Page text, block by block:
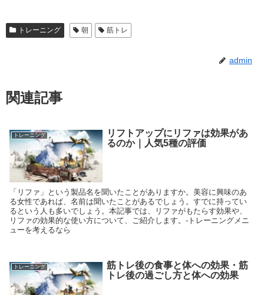
トレーニング 朝 筋トレ
admin
関連記事
トレーニング
リフトアップにリファは効果があ
るのか｜人気5種の評価
「リファ」という製品名を聞いたことがありますか。美容に興味のあ
る女性であれば、名前は聞いたことがあるでしょう。すでに持ってい
るという人も多いでしょう。本記事では、リファがもたらす効果や、
リファの効果的な使い方について、ご紹介します。-トレーニングメニ
ューを考えるなら
トレーニング
筋トレ後の食事と体への効果・筋
トレ後の過ごし方と体への効果